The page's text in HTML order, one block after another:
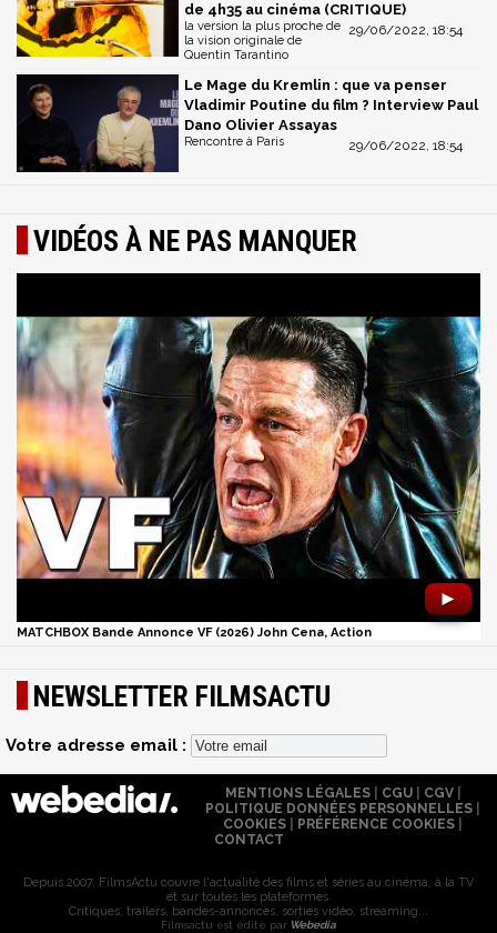
de 4h35 au cinéma (CRITIQUE)
29/06/2022, 18:54
la version la plus proche de
la vision originale de
Quentin Tarantino
Le Mage du Kremlin : que va penser
Vladimir Poutine du film ? Interview Paul
Dano Olivier Assayas
29/06/2022, 18:54
Rencontre à Paris
VIDÉOS À NE PAS MANQUER
►
MATCHBOX Bande Annonce VF (2026) John Cena, Action
NEWSLETTER FILMSACTU
Votre adresse email :
MENTIONS LÉGALES| CGU| CGV|
POLITIQUE DONNÉES PERSONNELLES
COOKIES
PRÉFÉRENCE COOKIES
CONTACT
Depuis 2007, FilmsActu couvre l'actualité des films et séries au cinéma, à la TV
et sur toutes les plateformes.
Critiques, trailers, bandes-annonces, sorties vidéo, streaming...
Filmsactu est édité par Webedia